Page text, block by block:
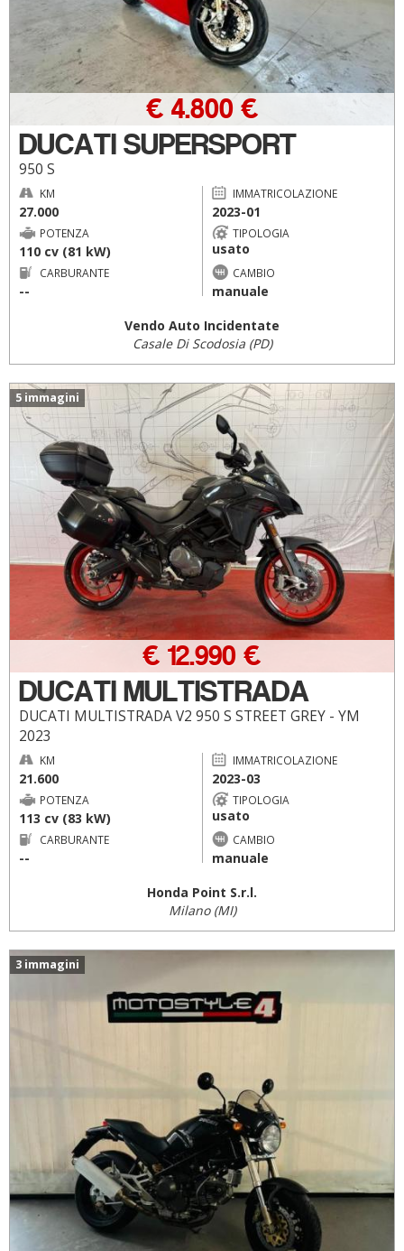
DUCATI SUPERSPORT
950 S
€ 4.800 €
KM
27.000
IMMATRICOLAZIONE
2023-01
POTENZA
110 cv (81 kW)
TIPOLOGIA
usato
CARBURANTE
--
CAMBIO
manuale
Vendo Auto Incidentate
Casale Di Scodosia (PD)
5 immagini
DUCATI MULTISTRADA
DUCATI MULTISTRADA V2 950 S STREET GREY - YM
2023
€ 12.990 €
KM
21.600
IMMATRICOLAZIONE
2023-03
POTENZA
113 cv (83 kW)
TIPOLOGIA
usato
CARBURANTE
--
CAMBIO
manuale
Honda Point S.r.l.
Milano (MI)
3 immagini